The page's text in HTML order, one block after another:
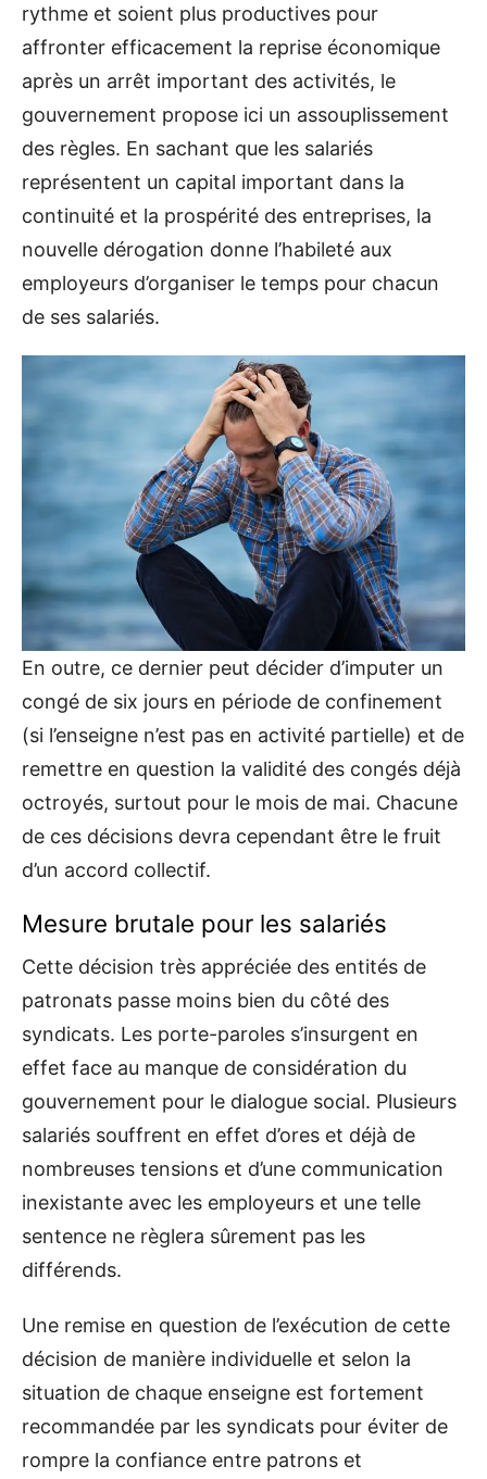
rythme et soient plus productives pour
affronter efficacement la reprise économique
après un arrêt important des activités, le
gouvernement propose ici un assouplissement
des règles. En sachant que les salariés
représentent un capital important dans la
continuité et la prospérité des entreprises, la
nouvelle dérogation donne l’habileté aux
employeurs d’organiser le temps pour chacun
de ses salariés.
En outre, ce dernier peut décider d’imputer un
congé de six jours en période de confinement
(si l’enseigne n’est pas en activité partielle) et de
remettre en question la validité des congés déjà
octroyés, surtout pour le mois de mai. Chacune
de ces décisions devra cependant être le fruit
d’un accord collectif.
Mesure brutale pour les salariés
Cette décision très appréciée des entités de
patronats passe moins bien du côté des
syndicats. Les porte-paroles s’insurgent en
effet face au manque de considération du
gouvernement pour le dialogue social. Plusieurs
salariés souffrent en effet d’ores et déjà de
nombreuses tensions et d’une communication
inexistante avec les employeurs et une telle
sentence ne règlera sûrement pas les
différends.
Une remise en question de l’exécution de cette
décision de manière individuelle et selon la
situation de chaque enseigne est fortement
recommandée par les syndicats pour éviter de
rompre la confiance entre patrons et